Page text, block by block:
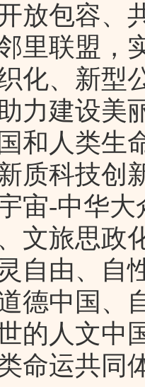
放包容、
里联盟，
化、新型
力建设美
和人类生
质科技创
宙-中华
文旅思政
自由、自
德中国、
的人文中
命运共同